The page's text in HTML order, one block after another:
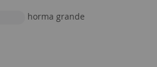
horma grande